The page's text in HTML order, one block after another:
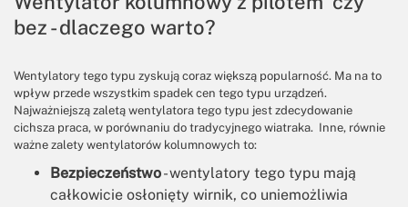
bez - dlaczego warto?
Wentylatory tego typu zyskują coraz większą popularność. Ma na to
wpływ przede wszystkim spadek cen tego typu urządzeń.
Najważniejszą zaletą wentylatora tego typu jest zdecydowanie
cichsza praca, w porównaniu do tradycyjnego wiatraka. Inne, równie
ważne zalety wentylatorów kolumnowych to:
Bezpieczeństwo- wentylatory tego typu mają
całkowicie osłonięty wirnik, co uniemożliwia